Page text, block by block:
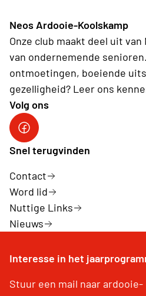
Neos Ardooie-Koolskamp
Onze club maakt deel uit
van ondernemende
ontmoetingen, boeiende
gezelligheid? Leer ons
Volg ons
Neos Ardooie-Koolskamp
Snel terugvinden
Contact
Word lid
Nuttige Links
Nieuws
Interesse in het
Stuur een mail naar ardooie-